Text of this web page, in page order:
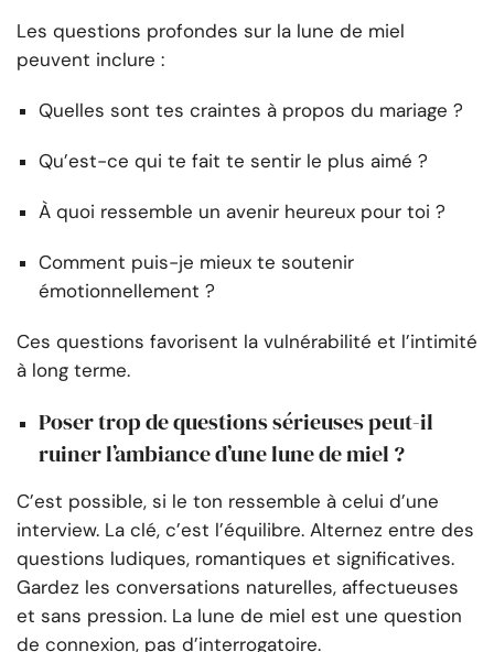
Les questions profondes sur la lune de miel
peuvent inclure :
Quelles sont tes craintes à propos du mariage ?
Qu’est-ce qui te fait te sentir le plus aimé ?
À quoi ressemble un avenir heureux pour toi ?
Comment puis-je mieux te soutenir
émotionnellement ?
Ces questions favorisent la vulnérabilité et l’intimité
à long terme.
Poser trop de questions sérieuses peut-il
ruiner l’ambiance d’une lune de miel ?
C’est possible, si le ton ressemble à celui d’une
interview. La clé, c’est l’équilibre. Alternez entre des
questions ludiques, romantiques et significatives.
Gardez les conversations naturelles, affectueuses
et sans pression. La lune de miel est une question
de connexion, pas d’interrogatoire.